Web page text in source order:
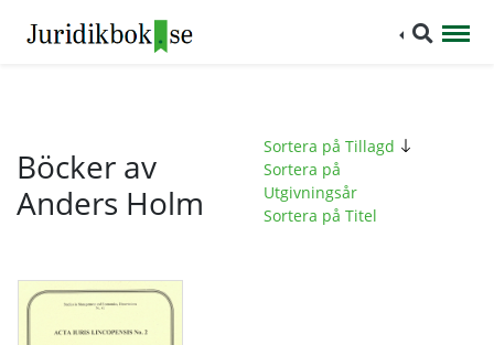
Böcker av
Anders Holm
Sortera på Tillagd
Sortera på
Utgivningsår
Sortera på Titel